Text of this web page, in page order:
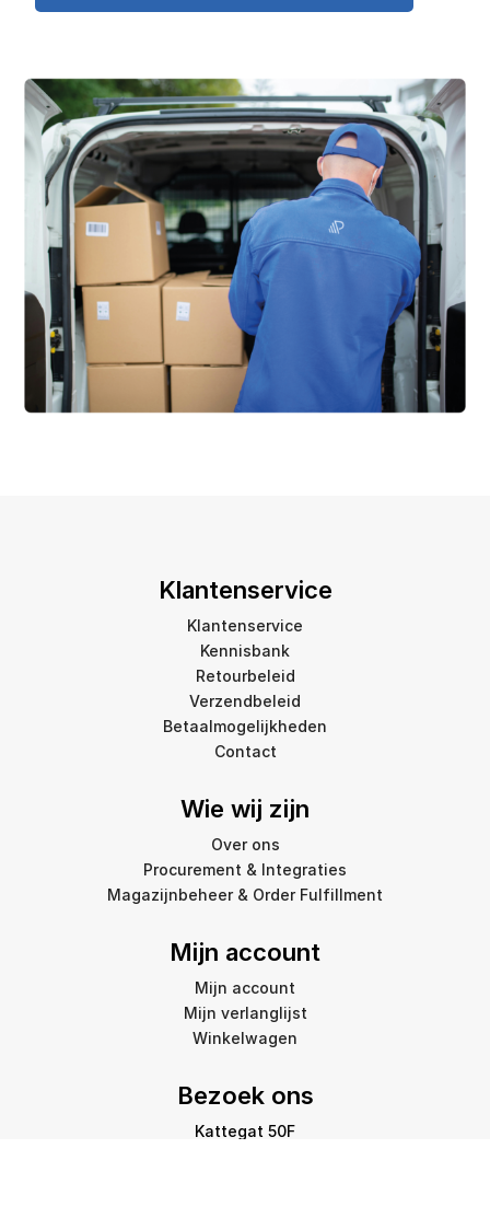
Klantenservice
Klantenservice
Kennisbank
Retourbeleid
Verzendbeleid
Betaalmogelijkheden
Contact
Wie wij zijn
Over ons
Procurement & Integraties
Magazijnbeheer & Order Fulfillment
Mijn account
Mijn account
Mijn verlanglijst
Winkelwagen
Bezoek ons
Kattegat 50F